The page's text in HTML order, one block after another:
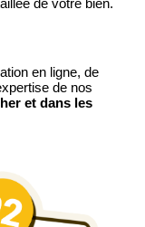
de votre bien.
en ligne, de
de nos
et dans les